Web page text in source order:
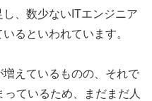
、数少ないITエンジニア
るといわれています。
えているものの、それで
っているため、まだまだ人